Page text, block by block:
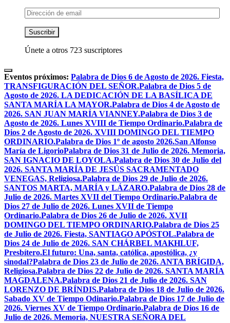
Dirección
de
email
Suscribir
Únete a otros 723 suscriptores
Eventos próximos: Palabra de Dios 6 de Agosto de 2026. Fiesta,
TRANSFIGURACIÓN DEL SEÑOR.Palabra de Dios 5 de
Agosto de 2026. LA DEDICACIÓN DE LA BASÍLICA DE
SANTA MARÍA LA MAYOR.Palabra de Dios 4 de Agosto de
2026. SAN JUAN MARÍA VIANNEY.Palabra de Dios 3 de
Agosto de 2026. Lunes XVIII de Tiempo Ordinario.Palabra de
Dios 2 de Agosto de 2026. XVIII DOMINGO DEL TIEMPO
ORDINARIO.Palabra de Dios 1º de agosto 2026.San Alfonso
María de LigorioPalabra de Dios 31 de Julio de 2026. Memoria,
SAN IGNACIO DE LOYOLA.Palabra de Dios 30 de Julio del
2026. SANTA MARÍA DE JESÚS SACRAMENTADO
VENEGAS, Religiosa.Palabra de Dios 29 de Julio de 2026.
SANTOS MARTA, MARÍA y LÁZARO.Palabra de Dios 28 de
Julio de 2026. Martes XVII del Tiempo Ordinario.Palabra de
Dios 27 de Julio de 2026. Lunes XVII de Tiempo
Ordinario.Palabra de Dios 26 de Julio de 2026. XVII
DOMINGO DEL TIEMPO ORDINARIO.Palabra de Dios 25
de Julio de 2026. Fiesta, SANTIAGO APÓSTOL.Palabra de
Dios 24 de Julio de 2026. SAN CHÁRBEL MAKHLUF,
Presbítero.El futuro: Una, santa, católica, apostólica, ¿y
sinodal?Palabra de Dios 23 de Julio de 2026. ANTA BRÍGIDA,
Religiosa.Palabra de Dios 22 de Julio de 2026. SANTA MARÍA
MAGDALENA.Palabra de Dios 21 de Julio de 2026. SAN
LORENZO DE BRÍNDIS.Palabra de Dios 18 de Julio de 2026.
Sabado XV de Tiempo Odinario.Palabra de Dios 17 de Julio de
2026. Viernes XV de Tiempo Ordinario.Palabra de Dios 16 de
Julio de 2026. Memoria, NUESTRA SEÑORA DEL